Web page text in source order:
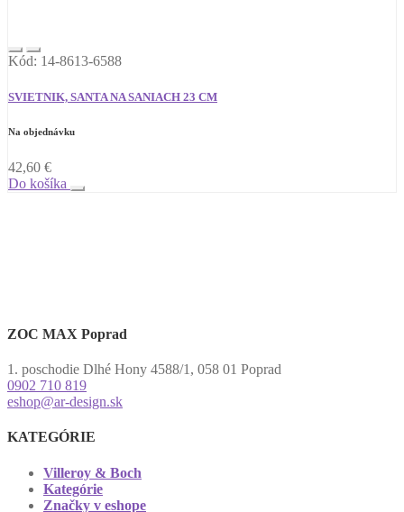
Kód: 14-8613-6588
SVIETNIK, SANTA NA SANIACH 23 CM
Na objednávku
42,60 €
Do košíka
ZOC MAX Poprad
1. poschodie Dlhé Hony 4588/1, 058 01 Poprad
0902 710 819
eshop@ar-design.sk
KATEGÓRIE
Villeroy & Boch
Kategórie
Značky v eshope